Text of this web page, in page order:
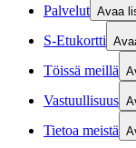
Palvelut Avaa
S-Etukortti
Töissä meillä
Vastuullisuus
Tietoa meistä